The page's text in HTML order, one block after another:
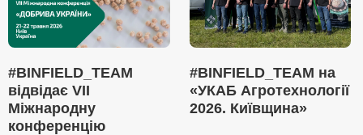
#BINFIELD_TEAM
відвідає VII
Міжнародну
конференцію
#BINFIELD_TEAM на
«УКАБ Агротехнології
2026. Київщина»